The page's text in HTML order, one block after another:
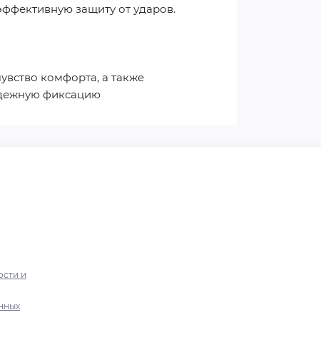
защиту от ударов.
комфорта, а также
фиксацию
и